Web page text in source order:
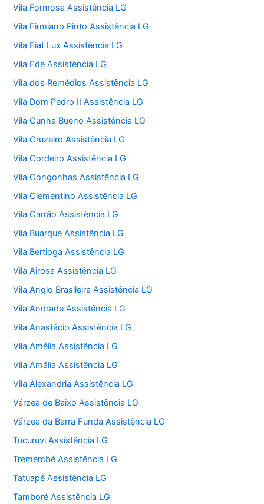
Vila Formosa Assistência LG
Vila Firmiano Pinto Assistência LG
Vila Fiat Lux Assistência LG
Vila Ede Assistência LG
Vila dos Remédios Assistência LG
Vila Dom Pedro II Assistência LG
Vila Cunha Bueno Assistência LG
Vila Cruzeiro Assistência LG
Vila Cordeiro Assistência LG
Vila Congonhas Assistência LG
Vila Clementino Assistência LG
Vila Carrão Assistência LG
Vila Buarque Assistência LG
Vila Bertioga Assistência LG
Vila Airosa Assistência LG
Vila Anglo Brasileira Assistência LG
Vila Andrade Assistência LG
Vila Anastácio Assistência LG
Vila Amélia Assistência LG
Vila Amália Assistência LG
Vila Alexandria Assistência LG
Várzea de Baixo Assistência LG
Várzea da Barra Funda Assistência LG
Tucuruvi Assistência LG
Tremembé Assistência LG
Tatuapé Assistência LG
Tamboré Assistência LG